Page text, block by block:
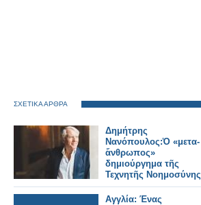
ΣΧΕΤΙΚΑ ΑΡΘΡΑ
Δημήτρης
Νανόπουλος:Ὁ «μετα-
ἄνθρωπος»
δημιούργημα τῆς
Τεχνητῆς Νοημοσύνης
Αγγλία: Ένας